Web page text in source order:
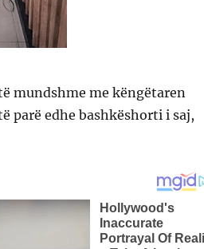
mundshme me këngëtaren
parë edhe bashkëshorti i saj,